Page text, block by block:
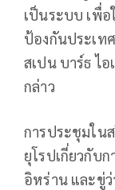
เป็นระบบ เพื่อ
ป้องกันประเท
สเปน บาร์ธ ไ
กล่าว
การประชุมใน
ยุโรปเกี่ยวกับ
อิหร่าน และขู่